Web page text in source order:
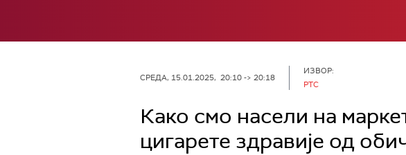
СРЕДА, 15.01.2025, 20:10 -> 20:18
ИЗВОР:
РТС
Како смо насели на
цигарете здравије од